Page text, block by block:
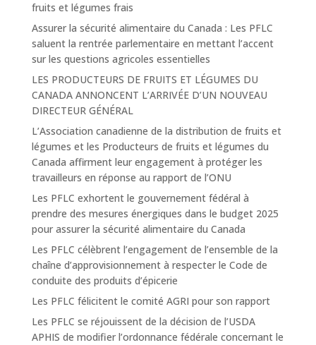
fruits et légumes frais
Assurer la sécurité alimentaire du Canada : Les PFLC
saluent la rentrée parlementaire en mettant l’accent
sur les questions agricoles essentielles
LES PRODUCTEURS DE FRUITS ET LÉGUMES DU
CANADA ANNONCENT L’ARRIVÉE D’UN NOUVEAU
DIRECTEUR GÉNÉRAL
L’Association canadienne de la distribution de fruits et
légumes et les Producteurs de fruits et légumes du
Canada affirment leur engagement à protéger les
travailleurs en réponse au rapport de l’ONU
Les PFLC exhortent le gouvernement fédéral à
prendre des mesures énergiques dans le budget 2025
pour assurer la sécurité alimentaire du Canada
Les PFLC célèbrent l’engagement de l’ensemble de la
chaîne d’approvisionnement à respecter le Code de
conduite des produits d’épicerie
Les PFLC félicitent le comité AGRI pour son rapport
Les PFLC se réjouissent de la décision de l’USDA
APHIS de modifier l’ordonnance fédérale concernant le